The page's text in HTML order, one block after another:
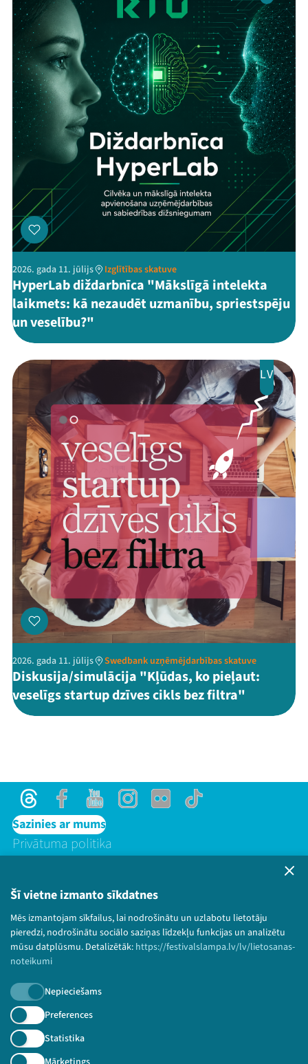
Šī vietne izmanto sīkdatnes
Mēs izmantojam sīkfailus, lai nodrošinātu un uzlabotu lietotāju
pieredzi, nodrošinātu sociālo saziņas līdzekļu funkcijas un analizētu
mūsu datplūsmu. Detalizētāk: https://festivalslampa.lv/lv/lietosanas-
noteikumi
Nepieciešams
Preferences
Statistika
2026. gada 11. jūlijs Izglītības skatuve
HyperLab diždarbnīca "Mākslīgā intelekta
laikmets: kā nezaudēt uzmanību, spriestspēju
un veselību?"
LV
2026. gada 11. jūlijs Swedbank uzņēmējdarbības skatuve
Diskusija/simulācija "Kļūdas, ko pieļaut:
veselīgs startup dzīves cikls bez filtra"
ThreadsFacebookYoutubeInstagram
Flick TikTok
Sazinies ar mums
Privātuma politika
© 2026 Sarunu festivāls LAMPA Visas tiesības
paturētas.
Piesakies jaunumiem!
Nepalaid garām aktuālāko informāciju!